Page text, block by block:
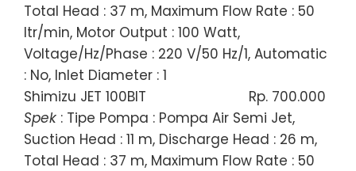
Total Head : 37 m, Maximum Flow Rate : 50
ltr/min, Motor Output : 100 Watt,
Voltage/Hz/Phase : 220 V/50 Hz/1, Automatic
: No, Inlet Diameter : 1
Shimizu JET 100BIT
Rp. 700.000
Spek : Tipe Pompa : Pompa Air Semi Jet,
Suction Head : 11 m, Discharge Head : 26 m,
Total Head : 37 m, Maximum Flow Rate : 50